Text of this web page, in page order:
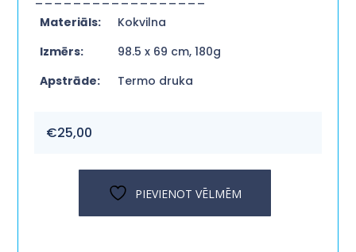
Materiāls:
Kokvilna
Izmērs:
98.5 x 69 cm, 180g
Apstrāde:
Termo druka
€25,00
PIEVIENOT VĒLMĒM